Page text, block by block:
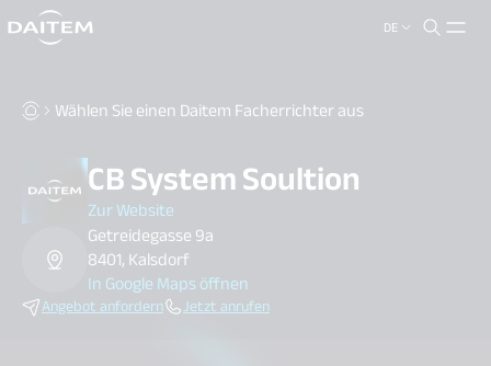
DE
search.label
Wählen Sie einen Daitem Facherrichter aus
CB System Soultion
Zur Website
Getreidegasse 9a
8401, Kalsdorf
In Google Maps öffnen
Angebot anfordern Jetzt anrufen